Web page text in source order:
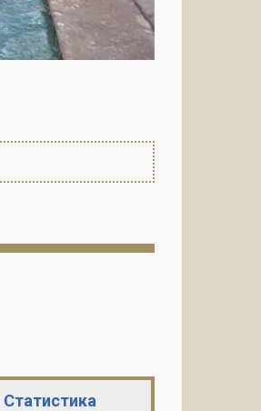
Статистика